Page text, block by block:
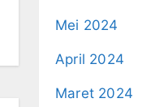
Mei 2024
April 2024
Maret 2024